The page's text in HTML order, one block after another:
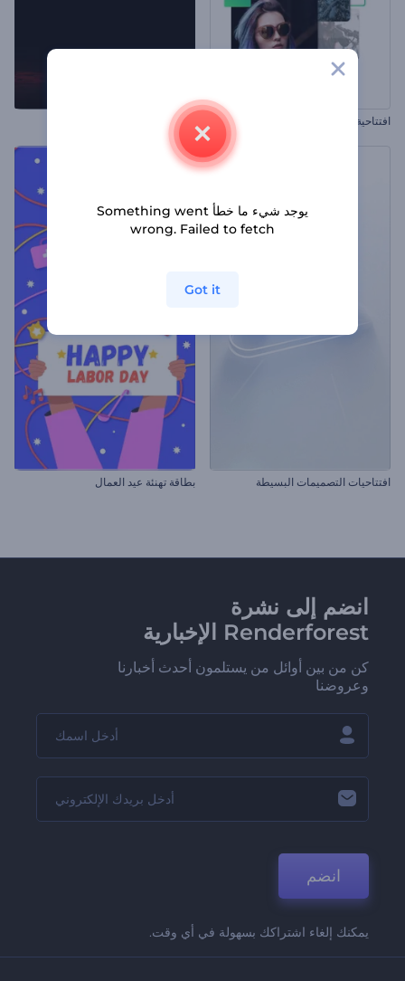
افتتاحية العرض التقديمي السريع إظهار شعار نيران التنين
افتتاحيات التصميمات البسيطة بطاقة تهنئة عيد العمال
انضم إلى نشرة
Renderforest الإخبارية
كن من بين أوائل من يستلمون أحدث أخبارنا
وعروضنا
انضم
يمكنك إلغاء اشتراكك بسهولة في أي وقت.
يوجد شيء ما خطأ Something went
wrong. Failed to fetch
Got it